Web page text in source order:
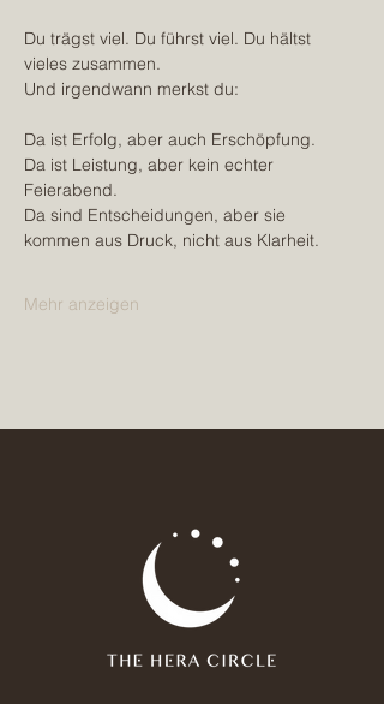
Du trägst viel. Du führst viel. Du hältst
vieles zusammen.
Und irgendwann merkst du:
Da ist Erfolg, aber auch Erschöpfung.
Da ist Leistung, aber kein echter
Feierabend.
Da sind Entscheidungen, aber sie
kommen aus Druck, nicht aus Klarheit.
Mehr anzeigen